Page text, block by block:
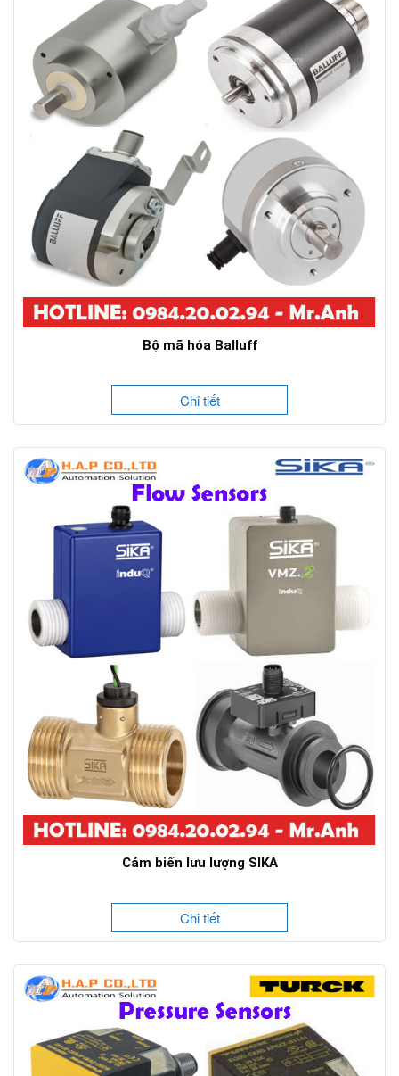
Bộ mã hóa Balluff
Chi tiết
Cảm biến lưu lượng SIKA
Chi tiết